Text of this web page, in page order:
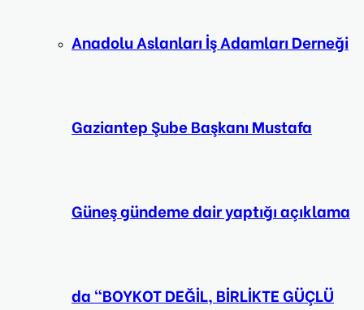
Anadolu Aslanları İş Adamları Derneği
Gaziantep Şube Başkanı Mustafa
Güneş gündeme dair yaptığı açıklama
da “BOYKOT DEĞİL, BİRLİKTE GÜÇLÜ